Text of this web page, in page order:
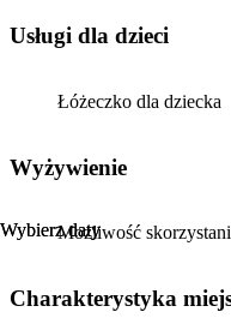
Wybierz daty
Wybierz daty
usługi dla dzieci
Łóżeczko dla dziecka
Wyżywienie
Możliwość
Charakterystyka